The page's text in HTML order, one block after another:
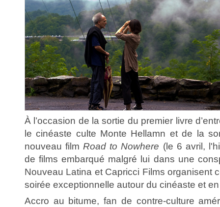
À l’occasion de la sortie du premier livre
le cinéaste culte Monte Hellamn et de la
nouveau filmRoad to Nowhere (le 6 avril,
de films embarqué malgré lui dans une
Nouveau Latina et Capricci Films organisent
soirée exceptionnelle autour du cinéaste et
Accro au bitume, fan de contre-culture